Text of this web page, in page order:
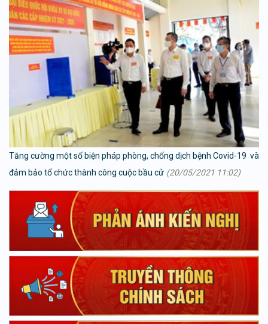
Tăng cường một số biện pháp phòng, chống dịch bệnh Covid-19 và
đảm bảo tổ chức thành công cuộc bầu cử (20/05/2021 11:02)